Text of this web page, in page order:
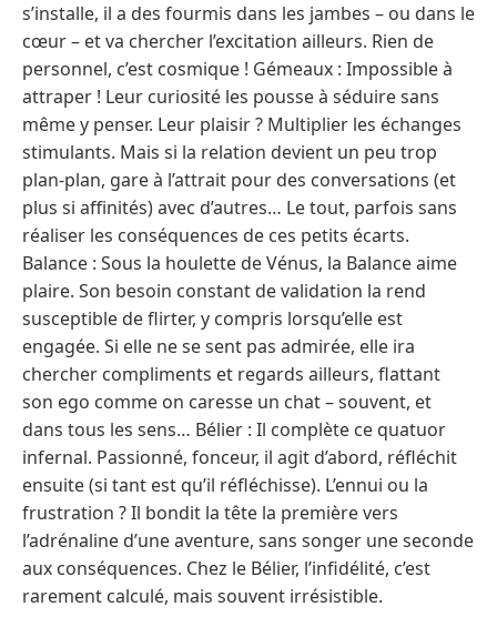
s’installe, il a des fourmis dans les jambes – ou dans le
cœur – et va chercher l’excitation ailleurs. Rien de
personnel, c’est cosmique ! Gémeaux : Impossible à
attraper ! Leur curiosité les pousse à séduire sans
même y penser. Leur plaisir ? Multiplier les échanges
stimulants. Mais si la relation devient un peu trop
plan-plan, gare à l’attrait pour des conversations (et
plus si affinités) avec d’autres… Le tout, parfois sans
réaliser les conséquences de ces petits écarts.
Balance : Sous la houlette de Vénus, la Balance aime
plaire. Son besoin constant de validation la rend
susceptible de flirter, y compris lorsqu’elle est
engagée. Si elle ne se sent pas admirée, elle ira
chercher compliments et regards ailleurs, flattant
son ego comme on caresse un chat – souvent, et
dans tous les sens… Bélier : Il complète ce quatuor
infernal. Passionné, fonceur, il agit d’abord, réfléchit
ensuite (si tant est qu’il réfléchisse). L’ennui ou la
frustration ? Il bondit la tête la première vers
l’adrénaline d’une aventure, sans songer une seconde
aux conséquences. Chez le Bélier, l’infidélité, c’est
rarement calculé, mais souvent irrésistible.